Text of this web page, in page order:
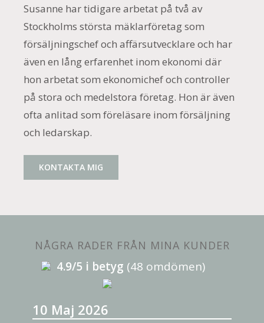
Susanne har tidigare arbetat på två av
Stockholms största mäklarföretag som
försäljningschef och affärsutvecklare och har
även en lång erfarenhet inom ekonomi där
hon arbetat som ekonomichef och controller
på stora och medelstora företag. Hon är även
ofta anlitad som föreläsare inom försäljning
och ledarskap.
KONTAKTA MIG
NÅGRA RADER FRÅN MINA KUNDER
4.9/5 i betyg (48 omdömen)
10 Maj 2026